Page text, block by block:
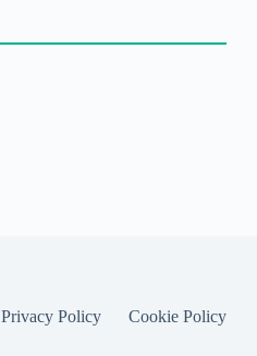
Privacy Policy Cookie Policy